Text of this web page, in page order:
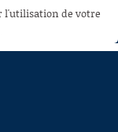
l'utilisation de votre